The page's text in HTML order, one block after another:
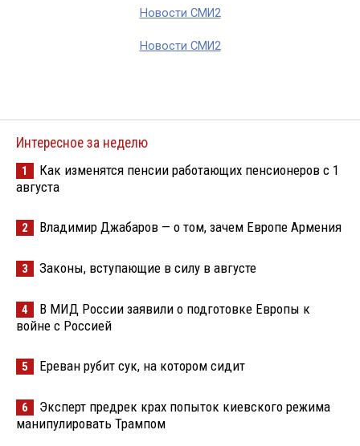
Новости СМИ2
Новости СМИ2
Интересное за неделю
1
Как изменятся пенсии работающих пенсионеров с 1
августа
2 Владимир Джабаров — о том, зачем Европе Армения
3 Законы, вступающие в силу в августе
4
В МИД России заявили о подготовке Европы к
войне с Россией
5 Ереван рубит сук, на котором сидит
6
Эксперт предрек крах попыток киевского режима
манипулировать Трампом